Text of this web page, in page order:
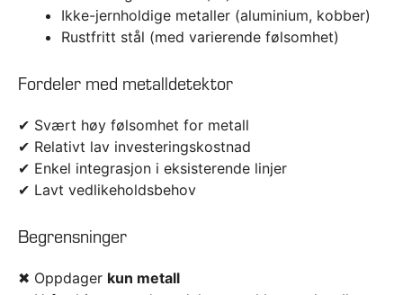
Ikke-jernholdige metaller (aluminium, kobber)
Rustfritt stål (med varierende følsomhet)
Fordeler med metalldetektor
✔ Svært høy følsomhet for metall
✔ Relativt lav investeringskostnad
✔ Enkel integrasjon i eksisterende linjer
✔ Lavt vedlikeholdsbehov
Begrensninger
✖ Oppdager kun metall